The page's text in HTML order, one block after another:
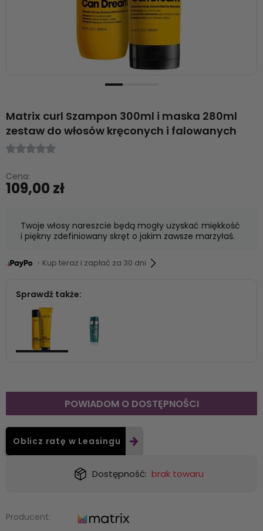
Matrix curl Szampon 300ml i maska 280ml
zestaw do włosów kręconych i falowanych
Cena:
109,00 zł
Twoje włosy nareszcie będą mogły uzyskać miękkość
i piękny zdefiniowany skręt o jakim zawsze marzyłaś.
・Kup teraz i zapłać za 30 dni
Sprawdź także:
POWIADOM O DOSTĘPNOŚCI
Oblicz ratę w Leasingu
Dostępność: brak towaru
Producent: